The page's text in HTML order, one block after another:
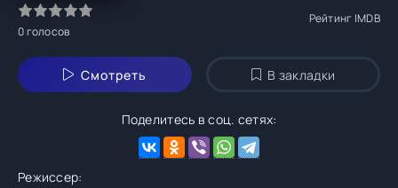
0голосов
Рейтинг IMDB
Смотреть В закладки
Поделитесь в соц. сетях:
Режиссер: